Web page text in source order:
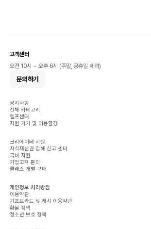
고객센터
오전 10시 ~ 오후 6시 (주말, 공휴일 제외)
문의하기
공지사항
전체 카테고리
헬프센터
지원 기기 및 이용환경
크리에이터 지원
지식재산권 침해 신고 센터
국비 지원
기업고객 문의
클래스 개별 구매
개인정보 처리방침
이용약관
기프트카드 및 캐시 이용약관
환불 정책
청소년 보호 정책